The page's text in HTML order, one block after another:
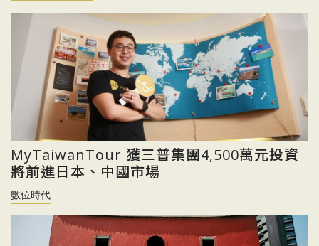
MyTaiwanTour 獲三普集團4,500萬元投資
將前進日本、中國市場
數位時代